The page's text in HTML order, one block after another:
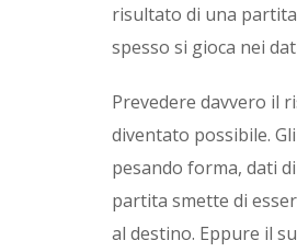
risultato di una
spesso si gioca nei
Prevedere davvero il
diventato possibile.
pesando forma, dati
partita smette di
al destino. Eppure il